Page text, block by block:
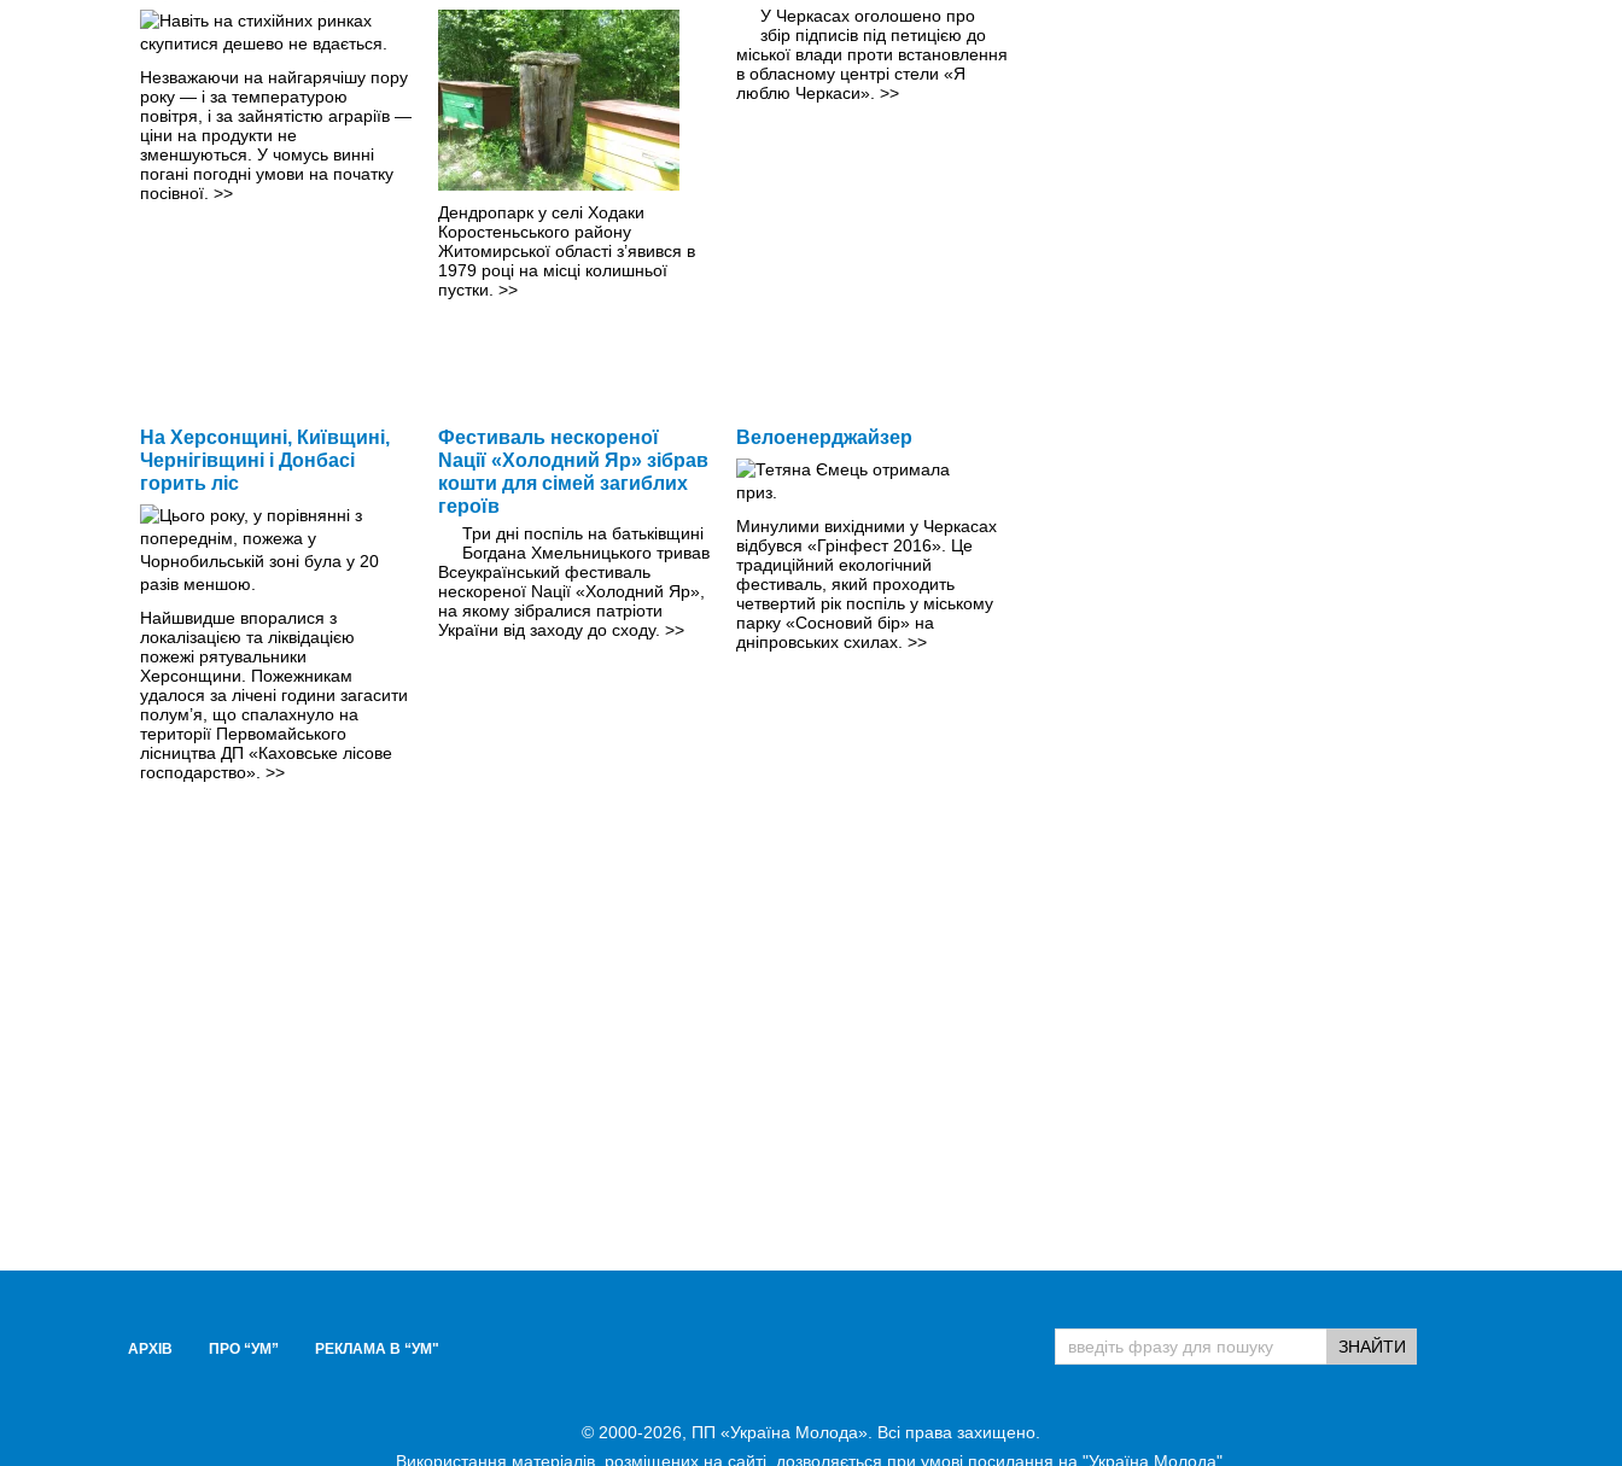
Незважаючи на найгарячішу пору
року — і за температурою
повітря, і за зайнятістю аграріїв —
ціни на продукти не
зменшуються. У чомусь винні
погані погодні умови на початку
посівної. >>
Дендропарк у селі Ходаки
Коростеньського району
Житомирської області з’явився в
1979 році на місці колишньої
пустки. >>
У Черкасах оголошено про
збір підписів під петицією до
міської влади проти встановлення
в обласному центрі стели «Я
люблю Черкаси». >>
На Херсонщині, Київщині,
Чернігівщині і Донбасі
горить ліс
Найшвидше впоралися з
локалізацією та ліквідацією
пожежі рятувальники
Херсонщини. Пожежникам
удалося за лічені години загасити
полум’я, що спалахнуло на
території Первомайського
лісництва ДП «Каховське лісове
господарство». >>
Фестиваль нескореної
Nації «Холодний Яр» зібрав
кошти для сімей загиблих
героїв
Три дні поспіль на батьківщині
Богдана Хмельницького тривав
Всеукраїнський фестиваль
нескореної Nації «Холодний Яр»,
на якому зібралися патріоти
України від заходу до сходу. >>
Велоенерджайзер
Минулими вихiдними у Черкасах
відбувся «Грінфест 2016». Це
традиційний екологічний
фестиваль, який проходить
четвертий рік поспіль у міському
парку «Сосновий бір» на
дніпровських схилах. >>
АРХІВ ПРО “УМ” РЕКЛАМА В “УМ"
© 2000-2026, ПП «Україна Молода». Всі права захищено.
Використання матеріалів, розміщених на сайті, дозволяється при умові посилання на "Україна Молода".